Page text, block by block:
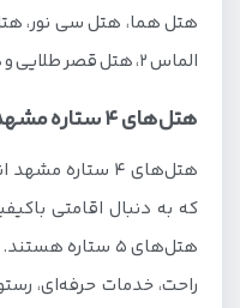
هتل هما، هتل سی نور،
الماس ۲، هتل قصر طلایی و هتل درویشی می‌شوند.
هتل‌های ۴ ستاره مشهد
هتل‌های ۴ ستاره
که به دنبال اقامتی
هتل‌های ۵ ستاره
راحت، خدمات حرفه‌ای،